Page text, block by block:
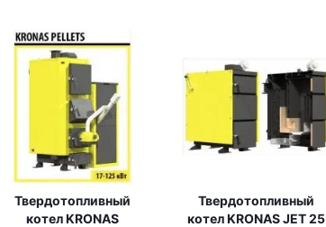
Твердотопливный
котел KRONAS
Твердотопливный
котел KRONAS JET 25